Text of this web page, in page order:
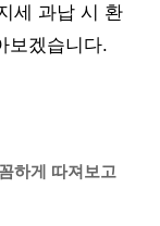
세 과납 시 환
보겠습니다.
하게 따져보고